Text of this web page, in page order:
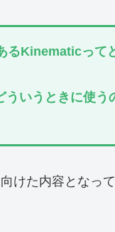
るKinematicって
ういうときに使う
けた内容となって